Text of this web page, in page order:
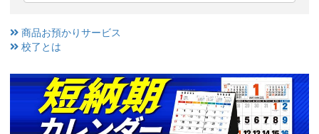
商品お預かりサービス
校了とは